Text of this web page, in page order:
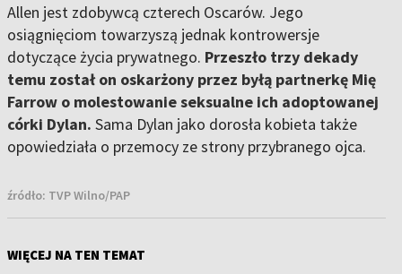
Allen jest zdobywcą czterech Oscarów. Jego
osiągnięciom towarzyszą jednak kontrowersje
dotyczące życia prywatnego. Przeszło trzy dekady
temu został on oskarżony przez byłą partnerkę Mię
Farrow o molestowanie seksualne ich adoptowanej
córki Dylan. Sama Dylan jako dorosła kobieta także
opowiedziała o przemocy ze strony przybranego ojca.
źródło: TVP Wilno/PAP
WIĘCEJ NA TEN TEMAT